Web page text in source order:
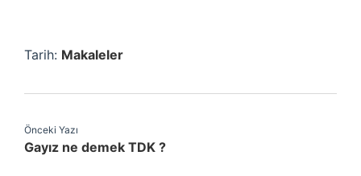
Tarih: Makaleler
Önceki Yazı
Gayız ne demek TDK ?